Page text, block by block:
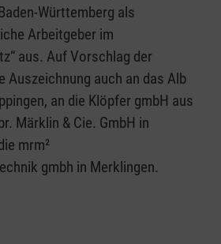
Württemberg als
Arbeitgeber im
aus. Auf Vorschlag der
Auszeichnung auch an das Alb
an die Klöpfer gmbH aus
Märklin & Cie. GmbH in
mrm²
gmbh in Merklingen.